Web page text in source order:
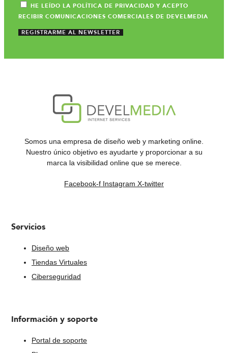
HE LEÍDO LA POLÍTICA DE PRIVACIDAD Y ACEPTO
RECIBIR COMUNICACIONES COMERCIALES DE DEVELMEDIA
REGISTRARME AL NEWSLETTER
Somos una empresa de diseño web y marketing online.
Nuestro único objetivo es ayudarte y proporcionar a su
marca la visibilidad online que se merece.
Facebook-f Instagram X-twitter
Servicios
Diseño web
Tiendas Virtuales
Ciberseguridad
Información y soporte
Portal de soporte